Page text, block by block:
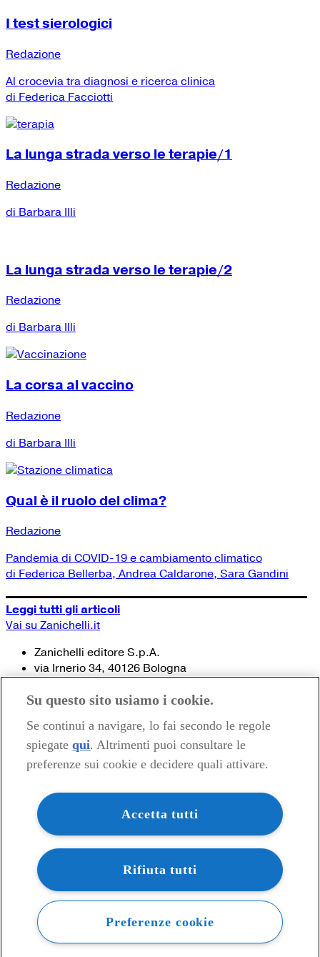
I test sierologici
Redazione
Al crocevia tra diagnosi e ricerca clinica
di Federica Facciotti
La lunga strada verso le terapie/1
Redazione
di Barbara Illi
La lunga strada verso le terapie/2
Redazione
di Barbara Illi
La corsa al vaccino
Redazione
di Barbara Illi
Qual è il ruolo del clima?
Redazione
Pandemia di COVID-19 e cambiamento climatico
di Federica Bellerba, Andrea Caldarone, Sara Gandini
Leggi tutti gli articoli
Vai su Zanichelli.it
Zanichelli editore S.p.A.
via Irnerio 34, 40126 Bologna
Tel. 051- 293.111 / 245.024
© 2020 Zanichelli Editore spa
Contatti e recapiti
my.zanichelli.it
Filiali e agenzie
Acquisti: informazioni precontrattuali
Area stampa
Privacy
Su questo sito usiamo i cookie.
Se continui a navigare, lo fai secondo le regole
spiegate qui. Altrimenti puoi consultare le
preferenze sui cookie e decidere quali attivare.
Accetta tutti
Rifiuta tutti
Preferenze cookie